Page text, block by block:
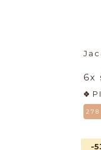
6x
278
-